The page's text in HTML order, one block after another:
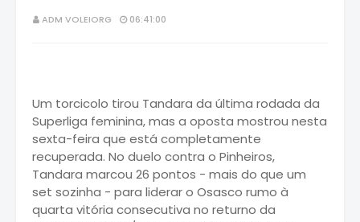
ADM VOLEIORG 06:41:00
Um torcicolo tirou Tandara da última rodada da
Superliga feminina, mas a oposta mostrou nesta
sexta-feira que está completamente
recuperada. No duelo contra o Pinheiros,
Tandara marcou 26 pontos - mais do que um
set sozinha - para liderar o Osasco rumo à
quarta vitória consecutiva no returno da